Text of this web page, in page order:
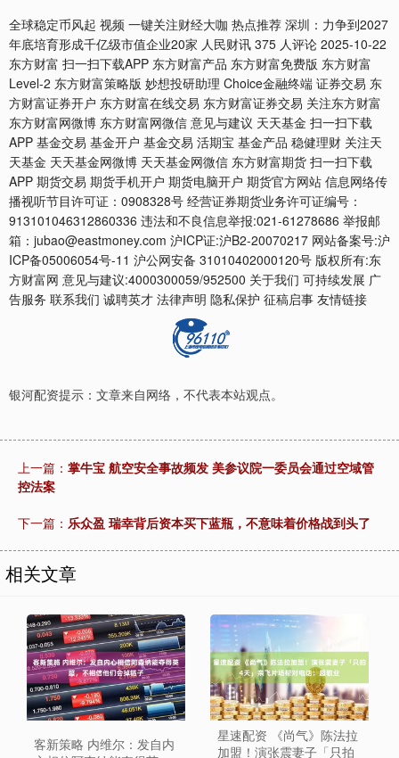
全球稳定币风起 视频 一键关注财经大咖 热点推荐 深圳：力争到2027
年底培育形成千亿级市值企业20家 人民财讯 375 人评论 2025-10-22
东方财富 扫一扫下载APP 东方财富产品 东方财富免费版 东方财富
Level-2 东方财富策略版 妙想投研助理 Choice金融终端 证券交易 东
方财富证券开户 东方财富在线交易 东方财富证券交易 关注东方财富
东方财富网微博 东方财富网微信 意见与建议 天天基金 扫一扫下载
APP 基金交易 基金开户 基金交易 活期宝 基金产品 稳健理财 关注天
天基金 天天基金网微博 天天基金网微信 东方财富期货 扫一扫下载
APP 期货交易 期货手机开户 期货电脑开户 期货官方网站 信息网络传
播视听节目许可证：0908328号 经营证券期货业务许可证编号：
913101046312860336 违法和不良信息举报:021-61278686 举报邮
箱：jubao@eastmoney.com 沪ICP证:沪B2-20070217 网站备案号:沪
ICP备05006054号-11 沪公网安备 31010402000120号 版权所有:东
方财富网 意见与建议:4000300059/952500 关于我们 可持续发展 广
告服务 联系我们 诚聘英才 法律声明 隐私保护 征稿启事 友情链接
银河配资提示：文章来自网络，不代表本站观点。
上一篇： 掌牛宝 航空安全事故频发 美参议院一委员会通过空域管
控法案
下一篇： 乐众盈 瑞幸背后资本买下蓝瓶，不意味着价格战到头了
相关文章
客新策略 内维尔：发自内
星速配资 《尚气》陈法拉
加盟！演张震妻子「只拍